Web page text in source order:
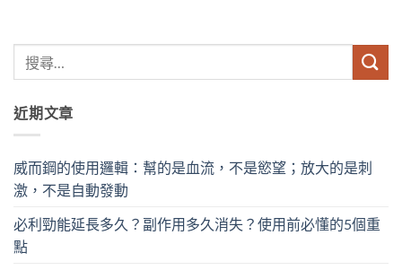
近期文章
威而鋼的使用邏輯：幫的是血流，不是慾望；放大的是刺
激，不是自動發動
必利勁能延長多久？副作用多久消失？使用前必懂的5個重
點